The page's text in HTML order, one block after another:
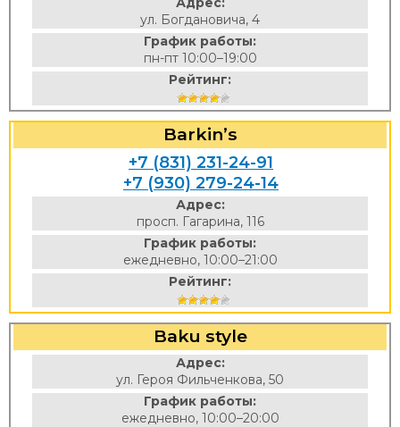
ул. Богдановича, 4
График работы:
пн-пт 10:00–19:00
Рейтинг:
Barkin’s
+7 (831) 231-24-91
+7 (930) 279-24-14
Адрес:
просп. Гагарина, 116
График работы:
ежедневно, 10:00–21:00
Рейтинг:
Baku style
Адрес:
ул. Героя Фильченкова, 50
График работы:
ежедневно, 10:00–20:00